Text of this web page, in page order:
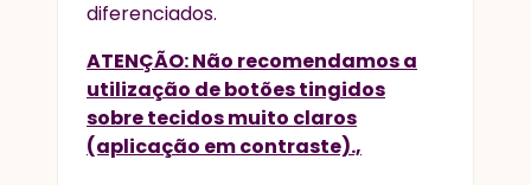
diferenciados.
ATENÇÃO: Não recomendamos a
utilização de botões tingidos
sobre tecidos muito claros
(aplicação em contraste).,